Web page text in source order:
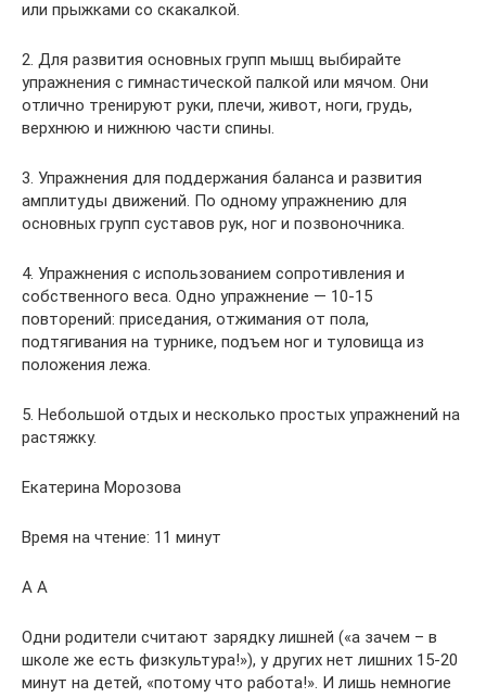
или прыжками со скакалкой.
2. Для развития основных групп мышц выбирайте
упражнения с гимнастической палкой или мячом. Они
отлично тренируют руки, плечи, живот, ноги, грудь,
верхнюю и нижнюю части спины.
3. Упражнения для поддержания баланса и развития
амплитуды движений. По одному упражнению для
основных групп суставов рук, ног и позвоночника.
4. Упражнения с использованием сопротивления и
собственного веса. Одно упражнение — 10-15
повторений: приседания, отжимания от пола,
подтягивания на турнике, подъем ног и туловища из
положения лежа.
5. Небольшой отдых и несколько простых упражнений на
растяжку.
Екатерина Морозова
Время на чтение: 11 минут
А А
Одни родители считают зарядку лишней («а зачем – в
школе же есть физкультура!»), у других нет лишних 15-20
минут на детей, «потому что работа!». И лишь немногие